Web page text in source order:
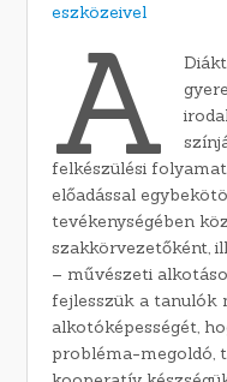
eszközeivel
A
felkészülési
előadással
tevékenységében
szakkörvezetőként,
– művészeti
fejlesszük a tanulók
alkotóképességét,
probléma-megoldó,